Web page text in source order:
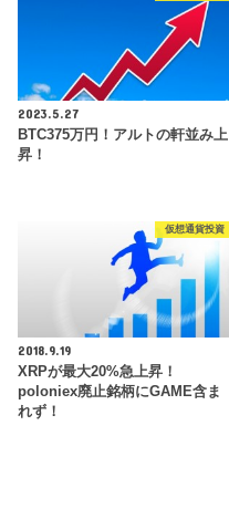
2023.5.27
BTC375万円！アルトの軒並み上
昇！
仮想通貨投資
2018.9.19
XRPが最大20%急上昇！
poloniex廃止銘柄にGAME含ま
れず！